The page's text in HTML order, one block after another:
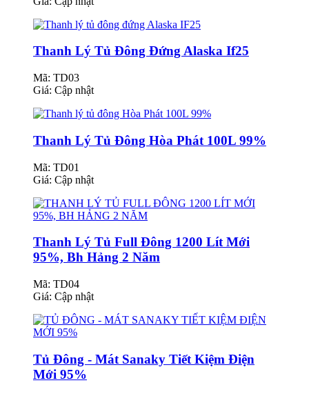
Thanh Lý Tủ Đông Đứng Alaska If25
Mã: TD03
Giá: Cập nhật
Thanh Lý Tủ Đông Hòa Phát 100L 99%
Mã: TD01
Giá: Cập nhật
Thanh Lý Tủ Full Đông 1200 Lít Mới
95%, Bh Hảng 2 Năm
Mã: TD04
Giá: Cập nhật
Tủ Đông - Mát Sanaky Tiết Kiệm Điện
Mới 95%